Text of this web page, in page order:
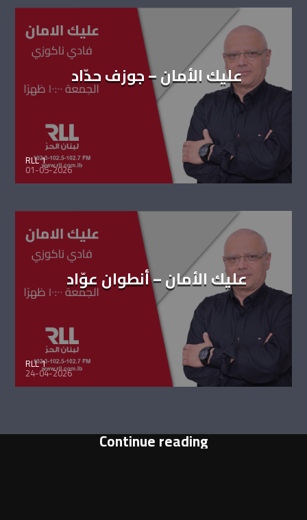
عليك الأمان – جوزف حدّاد
RLL 1
01-05-2026
عليك الأمان – أنطوان عوّاد
RLL 1
24-04-2026
Continue reading